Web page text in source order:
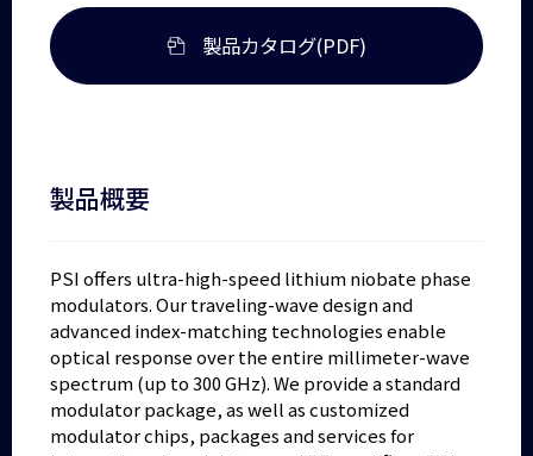
製品カタログ(PDF)
製品概要
PSI offers ultra-high-speed lithium niobate phase
modulators. Our traveling-wave design and
advanced index-matching technologies enable
optical response over the entire millimeter-wave
spectrum (up to 300 GHz). We provide a standard
modulator package, as well as customized
modulator chips, packages and services for